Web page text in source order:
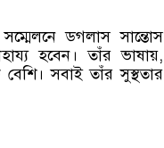
ডগলাস সান্তোস
হবেন। তাঁর ভাষায়,
সবাই তাঁর সুস্থতার